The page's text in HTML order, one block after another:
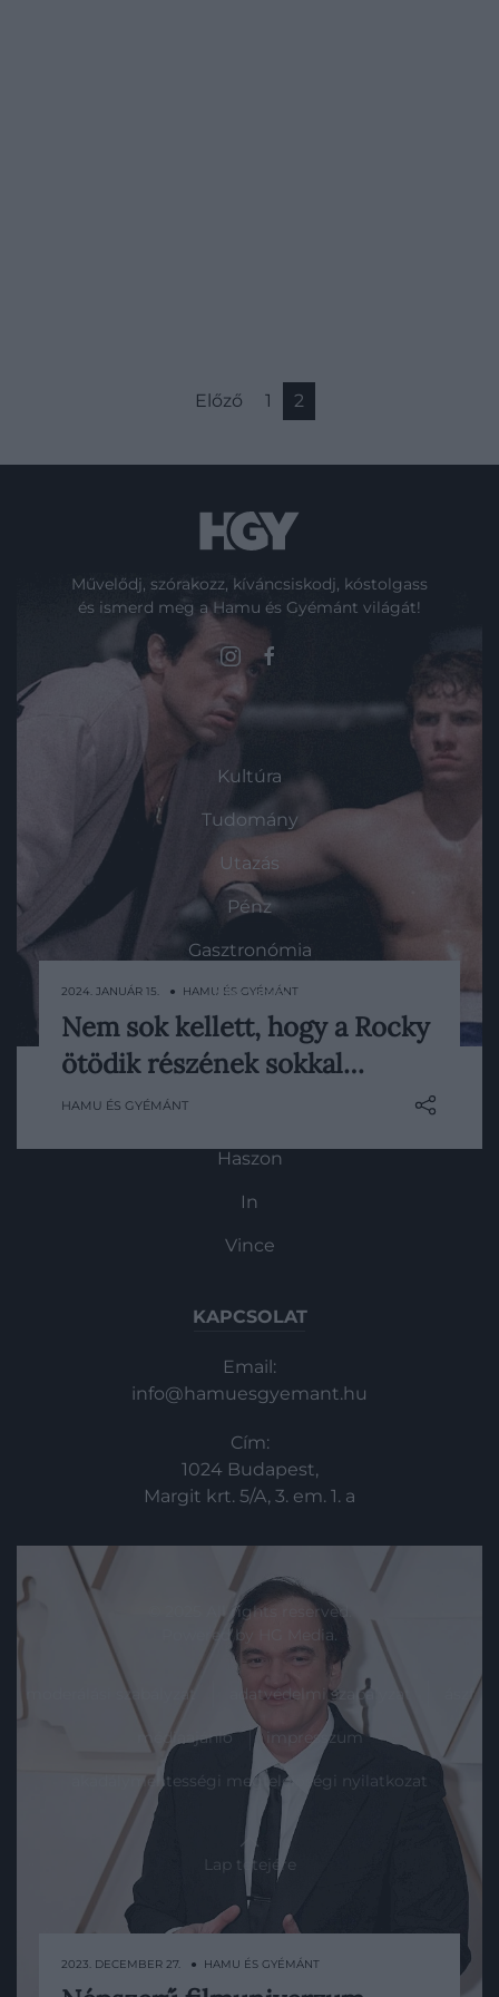
Sylvester Stallone teljesen máshogy
akarta befejezni a Rocky-széria ötödik
2024. JANUÁR 15. ● HAMU ÉS GYÉMÁNT
Nem sok kellett, hogy a Rocky
ötödik részének sokkal…
HAMU ÉS GYÉMÁNT
2023. DECEMBER 27. ● HAMU ÉS GYÉMÁNT
Előző 1 2
Művelődj, szórakozz, kíváncsiskodj, kóstolgass
és ismerd meg a Hamu és Gyémánt világát!
ROVATOK
Kultúra
Tudomány
Utazás
Pénz
Gasztronómia
Magazin
HG MEDIA
Magazin-előfizetés
Haszon
In
Vince
KAPCSOLAT
Email:
info@hamuesgyemant.hu
Cím:
1024 Budapest,
Margit krt. 5/A, 3. em. 1. a
© 2025 All rights reserved.
Powered by
HG Media.
moderálási szabályzat adatvédelmi szabályzat ászf
médiaajánló impresszum
akadálymentességi megfelelőségi nyilatkozat
Lap tetejére